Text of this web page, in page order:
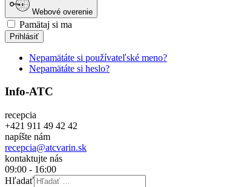
Webové overenie
Pamätaj si ma
Prihlásiť
Nepamätáte si používateľské meno?
Nepamätáte si heslo?
Info-ATC
recepcia
+421 911 49 42 42
napíšte nám
recepcia@atcvarin.sk
kontaktujte nás
09:00 - 16:00
Hľadať